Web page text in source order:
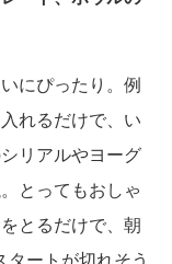
にぴったり。例
れるだけで、い
リアルやヨーグ
とってもおしゃ
とるだけで、朝
ートが切れそう